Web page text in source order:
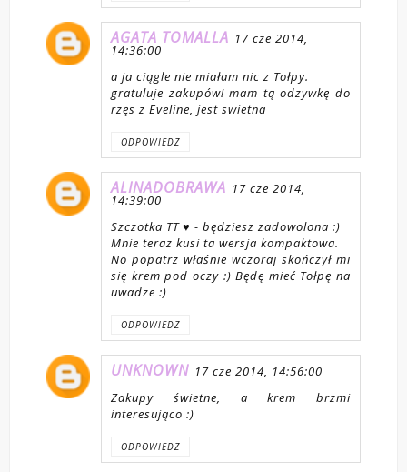
AGATA TOMALLA 17 cze 2014,
14:36:00
a ja ciągle nie miałam nic z Tołpy.
gratuluje zakupów! mam tą odzywkę do
rzęs z Eveline, jest swietna
ODPOWIEDZ
ALINADOBRAWA 17 cze 2014,
14:39:00
Szczotka TT ♥ - będziesz zadowolona :)
Mnie teraz kusi ta wersja kompaktowa.
No popatrz właśnie wczoraj skończył mi
się krem pod oczy :) Będę mieć Tołpę na
uwadze :)
ODPOWIEDZ
UNKNOWN 17 cze 2014, 14:56:00
Zakupy świetne, a krem brzmi
interesująco :)
ODPOWIEDZ